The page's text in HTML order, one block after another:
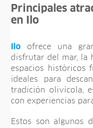
Principales
en Ilo
Ilo ofrece una
disfrutar del mar, la
espacios históricos
ideales para
tradición olivícola,
con experiencias
Estos son algunos